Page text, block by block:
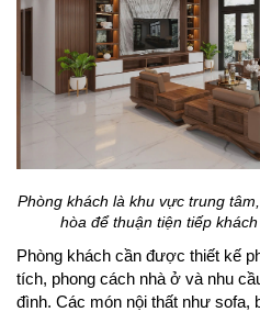
Phòng khách là khu vực trung
hòa để thuận tiện tiếp
Phòng khách cần được thiết kế
tích, phong cách nhà ở và nhu
đình. Các món nội thất như sofa,